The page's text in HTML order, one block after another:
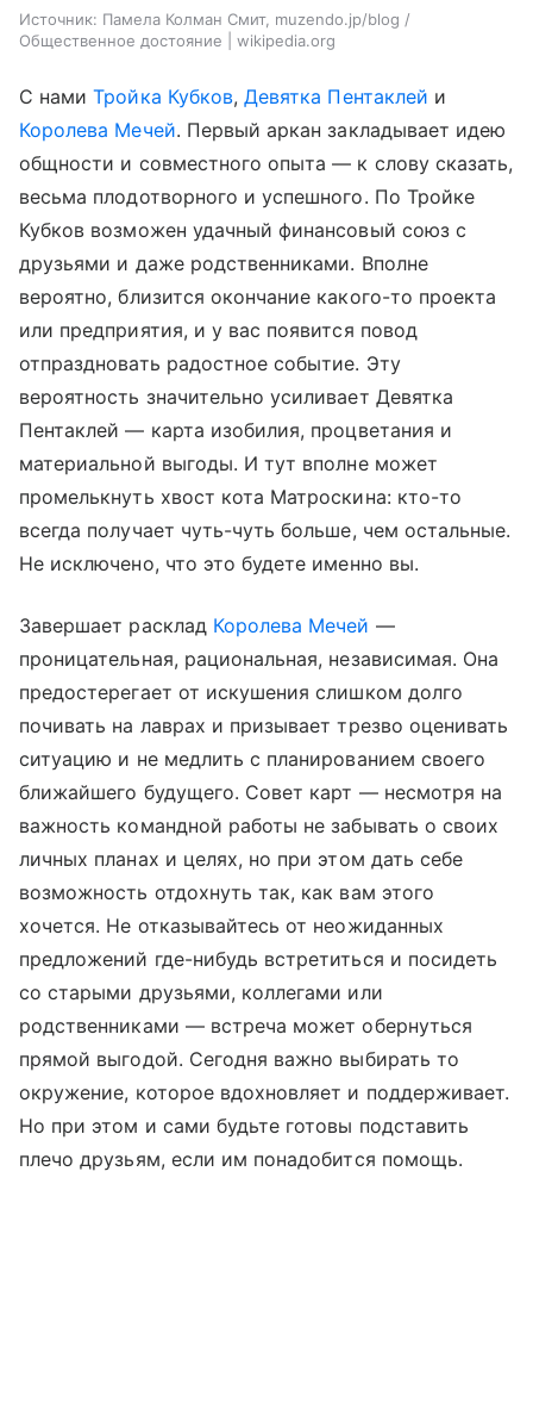
Источник: Памела Колман Смит, muzendo.jp/blog /
Общественное достояние | wikipedia.org
С намиТройка Кубков,Девятка Пентаклей и
Королева Мечей. Первый аркан закладывает идею
общности и совместного опыта — к слову сказать,
весьма плодотворного и успешного. По Тройке
Кубков возможен удачный финансовый союз с
друзьями и даже родственниками. Вполне
вероятно, близится окончание какого-то проекта
или предприятия, и у вас появится повод
отпраздновать радостное событие. Эту
вероятность значительно усиливает Девятка
Пентаклей — карта изобилия, процветания и
материальной выгоды. И тут вполне может
промелькнуть хвост кота Матроскина: кто-то
всегда получает чуть-чуть больше, чем остальные.
Не исключено, что это будете именно вы.
Завершает расклад Королева Мечей —
проницательная, рациональная, независимая. Она
предостерегает от искушения слишком долго
почивать на лаврах и призывает трезво оценивать
ситуацию и не медлить с планированием своего
ближайшего будущего. Совет карт — несмотря на
важность командной работы не забывать о своих
личных планах и целях, но при этом дать себе
возможность отдохнуть так, как вам этого
хочется. Не отказывайтесь от неожиданных
предложений где-нибудь встретиться и посидеть
со старыми друзьями, коллегами или
родственниками — встреча может обернуться
прямой выгодой. Сегодня важно выбирать то
окружение, которое вдохновляет и поддерживает.
Но при этом и сами будьте готовы подставить
плечо друзьям, если им понадобится помощь.